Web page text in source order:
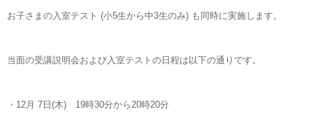
お子さまの入室テスト (小5生から中3生のみ) も同時に実施します。
当面の受講説明会および入室テストの日程は以下の通りです。
・12月 7日(木) 19時30分から20時20分